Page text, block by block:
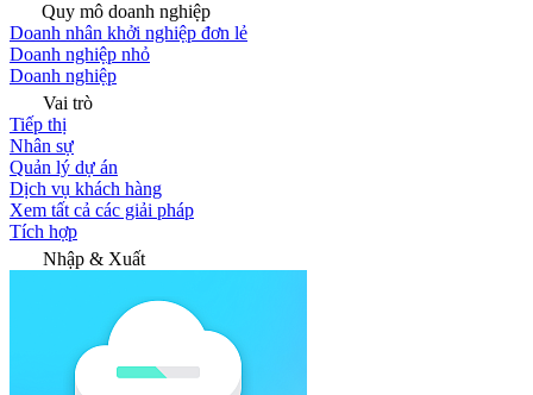
Quy mô doanh nghiệp
Doanh nhân khởi nghiệp đơn lẻ
Doanh nghiệp nhỏ
Doanh nghiệp
Vai trò
Tiếp thị
Nhân sự
Quản lý dự án
Dịch vụ khách hàng
Xem tất cả các giải pháp
Tích hợp
Nhập & Xuất